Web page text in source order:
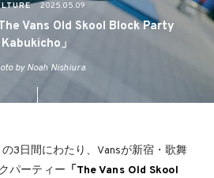
2025.05.09
Vans Old Skool Block Party
Kabukicho」
by Noah Nishiura
3日間にわたり、Vansが新宿・歌舞
パーティー 「The Vans Old Skool